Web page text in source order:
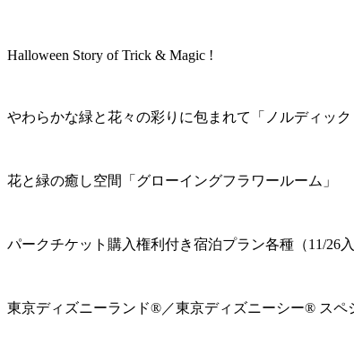
Halloween Story of Trick & Magic !
やわらかな緑と花々の彩りに包まれて「ノルディック
花と緑の癒し空間「グローイングフラワールーム」
パークチケット購入権利付き宿泊プラン各種（11/26入
東京ディズニーランド®／東京ディズニーシー® ス